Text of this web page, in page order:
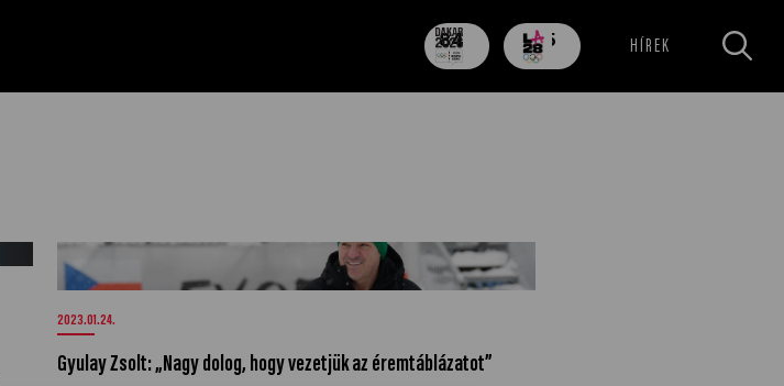
84
nap
705
nap HÍREK
Gyulay Zsolt: „Nagy dolog, hogy vezetjük az éremtáblázatot”"
2023.01.24.
Gyulay Zsolt: „Nagy dolog, hogy vezetjük az éremtáblázatot”